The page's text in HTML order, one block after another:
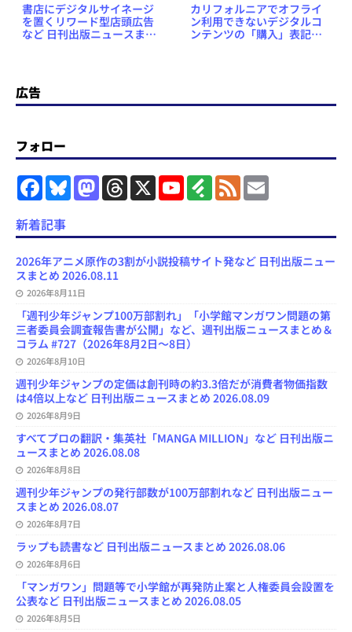
書店にデジタルサイネージ
を置くリワード型店頭広告
など 日刊出版ニュースまと
カリフォルニアでオフライ
ン利用できないデジタルコ
ンテンツの「購入」表記が
広告
フォロー
F
a
e
b
o
k
B
s
y
M
a
o
o
n
T
h
a
s
X
Y
o
u
e
C
e
l
F
e
l
F
e
l
新着記事
2026年アニメ原作の3割が小説投稿サイト発など 日刊出版ニュー
スまとめ 2026.08.11
2026年8月11日
「週刊少年ジャンプ100万部割れ」「小学館マンガワン問題の第
三者委員会調査報告書が公開」など、週刊出版ニュースまとめ＆
コラム #727（2026年8月2日～8日）
2026年8月10日
週刊少年ジャンプの定価は創刊時の約3.3倍だが消費者物価指数
は4倍以上など 日刊出版ニュースまとめ 2026.08.09
2026年8月9日
すべてプロの翻訳・集英社「MANGA MILLION」など 日刊出版ニ
ュースまとめ 2026.08.08
2026年8月8日
週刊少年ジャンプの発行部数が100万部割れなど 日刊出版ニュー
スまとめ 2026.08.07
2026年8月7日
ラップも読書など 日刊出版ニュースまとめ 2026.08.06
2026年8月6日
「マンガワン」問題等で小学館が再発防止案と人権委員会設置を
公表など 日刊出版ニュースまとめ 2026.08.05
2026年8月5日